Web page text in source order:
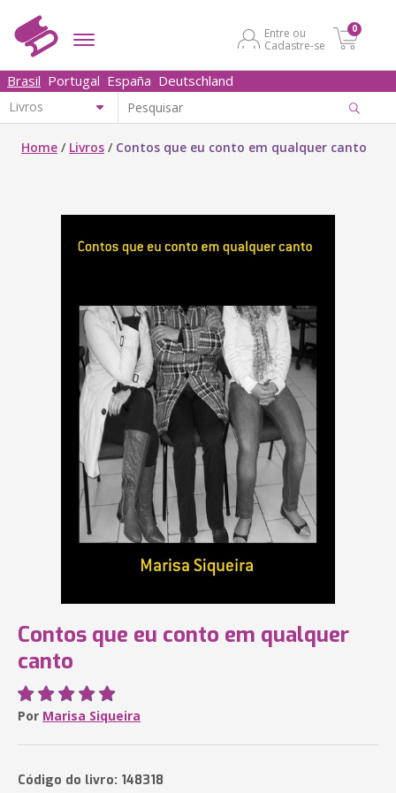
Entre ou
Cadastre-se
0
Brasil Portugal España Deutschland
Home / Livros / Contos que eu conto em qualquer canto
Contos que eu conto em qualquer
canto
Por Marisa Siqueira
Código do livro: 148318